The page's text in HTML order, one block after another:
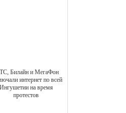
Билайн и МегаФон
интернет по всей
Ингушетии на время
протестов